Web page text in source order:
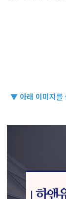
▼ 아래 이미지를